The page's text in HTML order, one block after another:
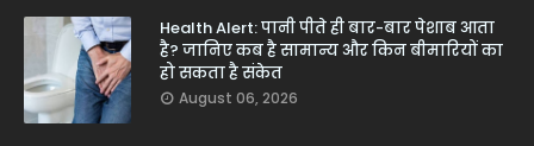
Health Alert: पानी पीते ही बार-बार पेशाब आता
है? जानिए कब है सामान्य और किन बीमारियों का
हो सकता है संकेत
August 06, 2026